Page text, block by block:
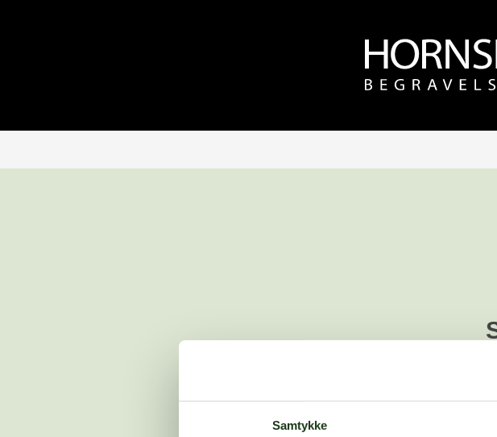
Samtykke
Der opstod en intern serverfejl.